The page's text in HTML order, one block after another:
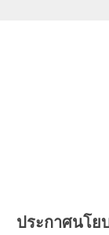
ประกาศนโย